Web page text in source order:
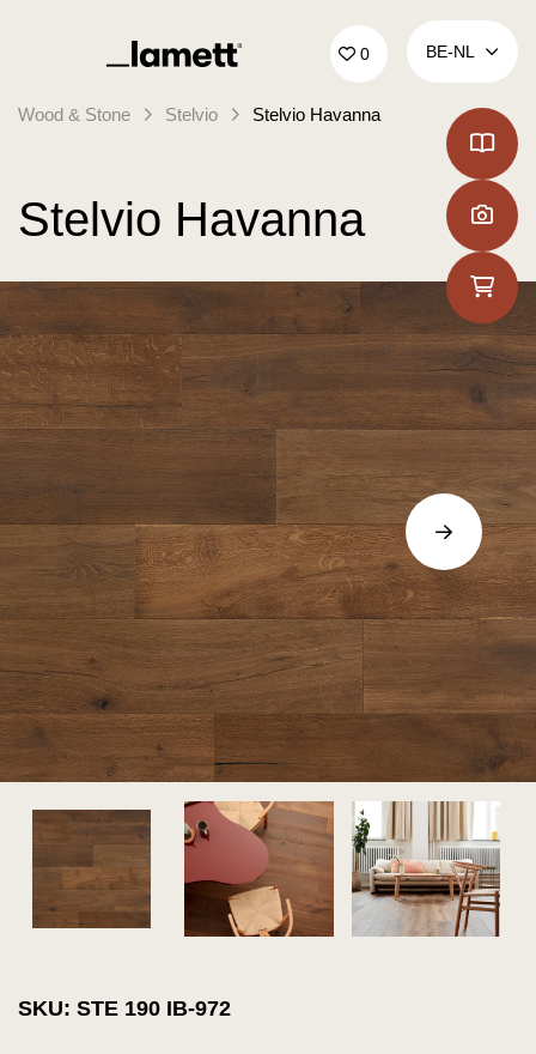
Terug naar home 0 BE‑NL
Wood & Stone Stelvio Stelvio Havanna
Stelvio Havanna
SKU: STE 190 IB-972